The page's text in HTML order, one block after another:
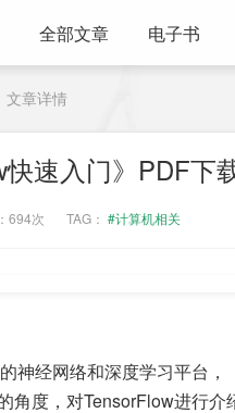
全部文章 电子书
文章详情
快速入门》PDF下
694次 TAG： #计算机相关
神经网络和深度学习平台
角度，对TensorFlow进行